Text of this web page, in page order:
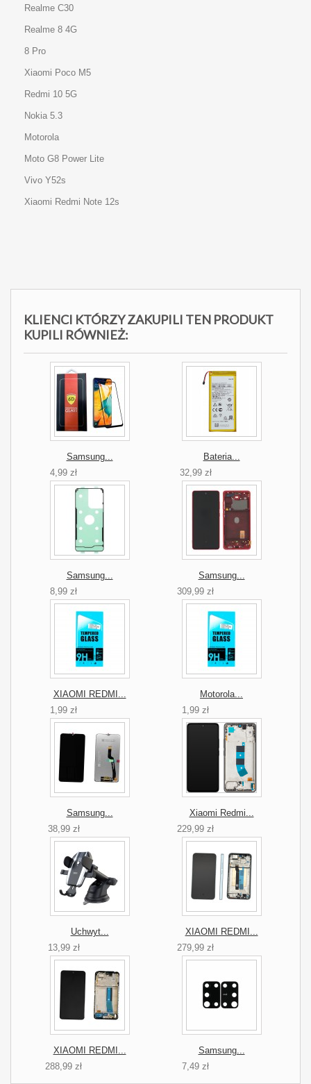
Realme C30
Realme 8 4G
8 Pro
Xiaomi Poco M5
Redmi 10 5G
Nokia 5.3
Motorola
Moto G8 Power Lite
Vivo Y52s
Xiaomi Redmi Note 12s
KLIENCI KTÓRZY ZAKUPILI TEN PRODUKT
KUPILI RÓWNIEŻ:
Samsung...
4,99 zł
Bateria...
32,99 zł
Samsung...
8,99 zł
Samsung...
309,99 zł
XIAOMI REDMI...
1,99 zł
Motorola...
1,99 zł
Samsung...
38,99 zł
Xiaomi Redmi...
229,99 zł
Uchwyt...
13,99 zł
XIAOMI REDMI...
279,99 zł
XIAOMI REDMI...
288,99 zł
Samsung...
7,49 zł